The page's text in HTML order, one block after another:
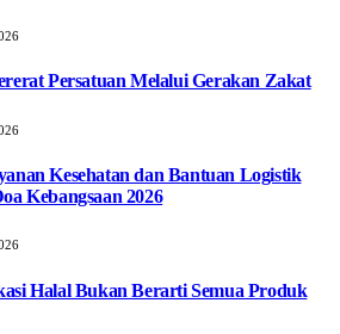
Persatuan Melalui Gerakan Zakat
Kesehatan dan Bantuan Logistik
Kebangsaan 2026
Halal Bukan Berarti Semua Produk